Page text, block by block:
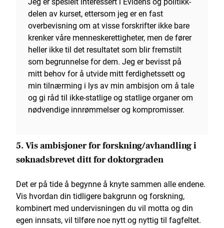
delen av kurset, ettersom jeg er en fast
overbevisning om at visse forskrifter ikke bare
krenker våre menneskerettigheter, men de fører
heller ikke til det resultatet som blir fremstilt
som begrunnelse for dem. Jeg er bevisst på
mitt behov for å utvide mitt ferdighetssett og
min tilnærming i lys av min ambisjon om å tale
og gi råd til ikke-statlige og statlige organer om
nødvendige innrømmelser og kompromisser.
5. Vis ambisjoner for forskning/avhandling i
søknadsbrevet ditt for doktorgraden
Det er på tide å begynne å knyte sammen alle endene.
Vis hvordan din tidligere bakgrunn og forskning,
kombinert med undervisningen du vil motta og din
egen innsats, vil tilføre noe nytt og nyttig til fagfeltet.